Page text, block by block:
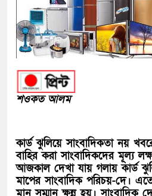
শওকত আলম
কার্ড ঝুলিয়ে সাংবাদিকতা নয়
বাহির করা সাংবাদিকদের মূল্য
আজকাল দেখা যায় গলায় কার্ড
মাপের সাংবাদিক পরিচয়-দে।